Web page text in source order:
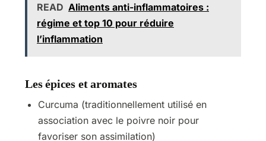
READ Aliments anti-inflammatoires :
régime et top 10 pour réduire
l’inflammation
Les épices et aromates
Curcuma (traditionnellement utilisé en
association avec le poivre noir pour
favoriser son assimilation)